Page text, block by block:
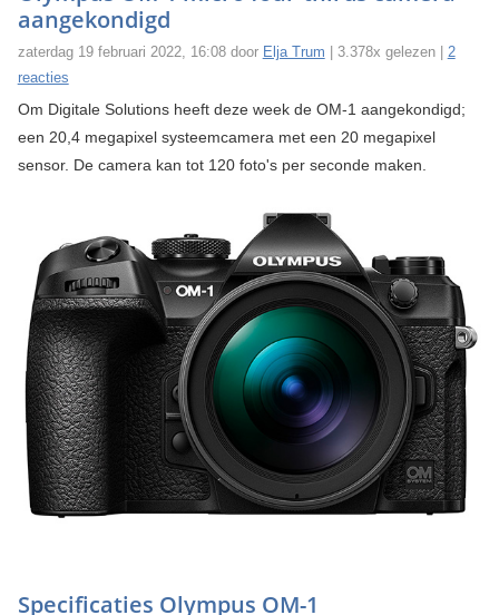
aangekondigd
zaterdag 19 februari 2022, 16:08 door Elja Trum | 3.378x gelezen | 2
reacties
Om Digitale Solutions heeft deze week de OM-1 aangekondigd;
een 20,4 megapixel systeemcamera met een 20 megapixel
sensor. De camera kan tot 120 foto's per seconde maken.
Specificaties Olympus OM-1